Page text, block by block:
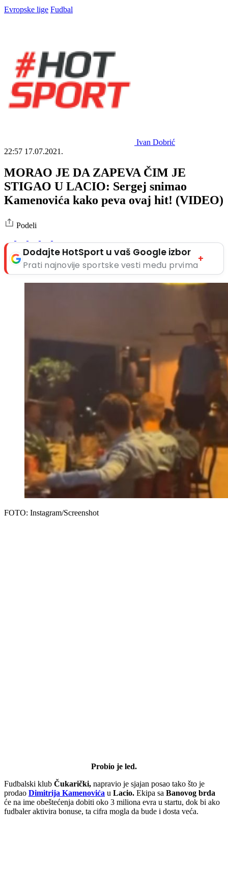
Evropske lige Fudbal
Ivan Dobrić
22:57 17.07.2021.
MORAO JE DA ZAPEVA ČIM JE
STIGAO U LACIO: Sergej snimao
Kamenovića kako peva ovaj hit! (VIDEO)
Podeli
Dodajte HotSport u vaš Google izbor
Prati najnovije sportske vesti među prvima
+
FOTO: Instagram/Screenshot
Probio je led.
Fudbalski klub Čukarički, napravio je sjajan posao tako što je
prodao Dimitrija Kamenovića u Lacio. Ekipa sa Banovog brda
će na ime obeštećenja dobiti oko 3 miliona evra u startu, dok bi ako
fudbaler aktivira bonuse, ta cifra mogla da bude i dosta veća.